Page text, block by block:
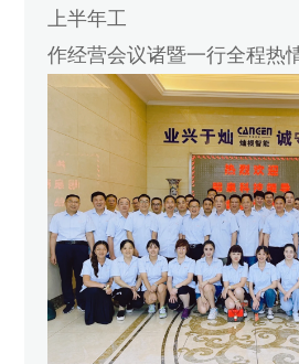
上半年工
作经营会议诸暨一行全程热